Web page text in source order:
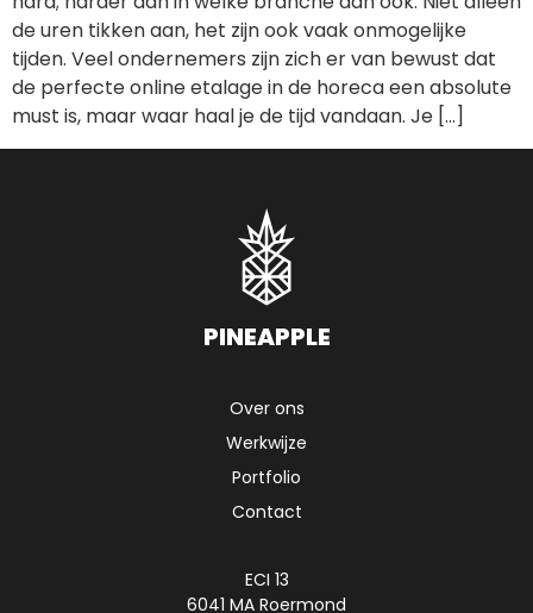
de uren tikken aan, het zijn ook vaak onmogelijke
tijden. Veel ondernemers zijn zich er van bewust dat
de perfecte online etalage in de horeca een absolute
must is, maar waar haal je de tijd vandaan. Je […]
ECI 13
6041 MA Roermond
Over ons
Werkwijze
Portfolio
Contact
PINEAPPLE